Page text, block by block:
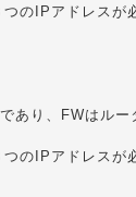
のIPアドレスが
あり、FWはルー
のIPアドレスが